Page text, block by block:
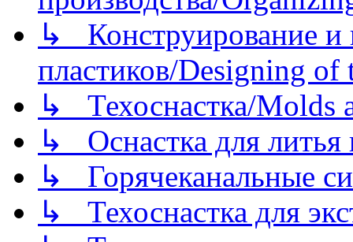
↳ Конструирование и
пластиков/Designing of
↳ Техоснастка/Molds
↳ Оснастка для литья
↳ Горячеканальные
↳ Техоснастка для